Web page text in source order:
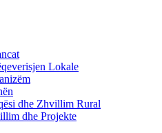
Lokale
dhe Zhvillim Rural
dhe Projekte